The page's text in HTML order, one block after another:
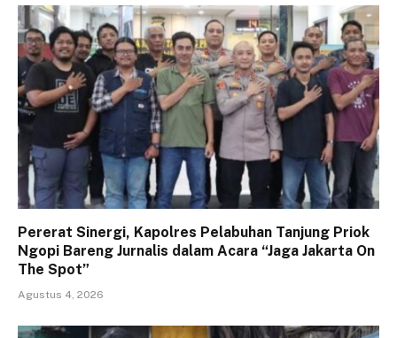
Pererat Sinergi, Kapolres Pelabuhan Tanjung Priok
Ngopi Bareng Jurnalis dalam Acara “Jaga Jakarta On
The Spot”
Agustus 4, 2026